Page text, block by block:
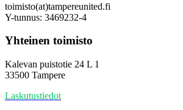
toimisto(at)tampereunited.fi
Y-tunnus: 3469232-4
Yhteinen toimisto
Kalevan puistotie 24 L 1
33500 Tampere
Laskutustiedot